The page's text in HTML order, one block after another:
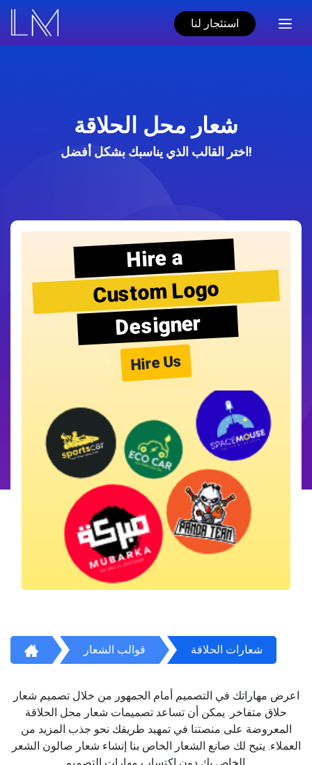
استئجار لنا
شعار محل الحلاقة
اختر القالب الذي يناسبك بشكل أفضل!
Hire a
Custom Logo
Designer
Hire Us
قوالب الشعار شعارات الحلاقة
اعرض مهاراتك في التصميم أمام الجمهور من خلال تصميم شعار
حلاق متفاخر. يمكن أن تساعد تصميمات شعار محل الحلاقة
المعروضة على منصتنا في تمهيد طريقك نحو جذب المزيد من
العملاء. يتيح لك صانع الشعار الخاص بنا إنشاء شعار صالون الشعر